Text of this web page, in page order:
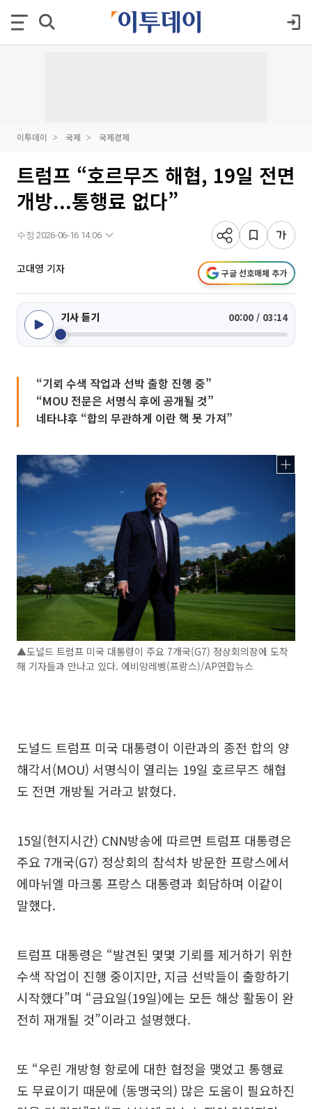
이투데이 국제 국제경제
트럼프 “호르무즈 해협, 19일 전면
개방...통행료 없다”
수정 2026-06-16 14:06
고대영 기자 구글 선호매체 추가
기사 듣기 00:00 / 03:14
“기뢰 수색 작업과 선박 출항 진행 중”
“MOU 전문은 서명식 후에 공개될 것”
네타냐후 “합의 무관하게 이란 핵 못 가져”
▲도널드 트럼프 미국 대통령이 주요 7개국(G7) 정상회의장에 도착
해 기자들과 만나고 있다. 에비앙레벵(프랑스)/AP연합뉴스
도널드 트럼프 미국 대통령이 이란과의 종전 합의 양
해각서(MOU) 서명식이 열리는 19일 호르무즈 해협
도 전면 개방될 거라고 밝혔다.
15일(현지시간) CNN방송에 따르면 트럼프 대통령은
주요 7개국(G7) 정상회의 참석차 방문한 프랑스에서
에마뉘엘 마크롱 프랑스 대통령과 회담하며 이같이
말했다.
트럼프 대통령은 “발견된 몇몇 기뢰를 제거하기 위한
수색 작업이 진행 중이지만, 지금 선박들이 출항하기
시작했다”며 “금요일(19일)에는 모든 해상 활동이 완
전히 재개될 것”이라고 설명했다.
또 “우린 개방형 항로에 대한 협정을 맺었고 통행료
도 무료이기 때문에 (동맹국의) 많은 도움이 필요하진